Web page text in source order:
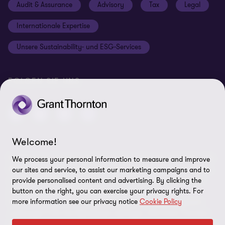
Hinweisgebersystem
Login
Newsletter Anmeldung
Informationspflichten DS-GVO
Rechtliche Hinweise
Cookie-Einstellungen
Audit & Assurance Advisory Tax Legal
Internationale Expertise
Unsere Sustainability- und ESG-Services
FOLGEN SIE UNS
© 2026 Grant Thornton AG Wirtschaftsprüfungsgesellschaft - Alle
Rechte vorbehalten. „Grant Thornton“ bezieht sich auf die Marke,
unter der Mitgliedsfirmen der Grant Thornton International Ltd
(„GTIL“), je nach Kontext eine oder mehrere, Prüfungs-,
Steuerberatungs- und andere Beratungs-leistungen (insgesamt
Welcome!
We process your personal information to measure and improve
our sites and service, to assist our marketing campaigns and to
provide personalised content and advertising. By clicking the
button on the right, you can exercise your privacy rights. For
more information see our privacy notice Cookie Policy